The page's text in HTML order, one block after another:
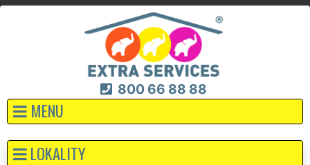
800 66 88 88
MENU
LOKALITY